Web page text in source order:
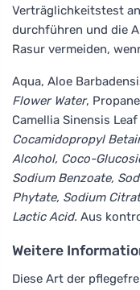
Verträglichkeitstest
durchführen und die
Rasur vermeiden,
Aqua, Aloe
Flower Water,
Camellia Sinensis
Cocamidopropyl
Alcohol, Coco-
Sodium Benzoate,
Phytate, Sodium
Lactic Acid. Aus
Weitere
Diese Art der